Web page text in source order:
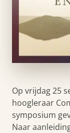
Op vrijdag 25
hoogleraar
symposium
Naar